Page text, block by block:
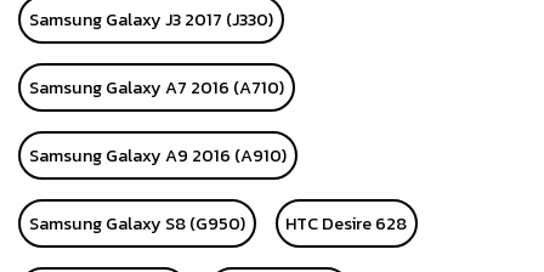
Samsung Galaxy J3 2017 (J330)
Samsung Galaxy A7 2016 (A710)
Samsung Galaxy A9 2016 (A910)
Samsung Galaxy S8 (G950) HTC Desire 628